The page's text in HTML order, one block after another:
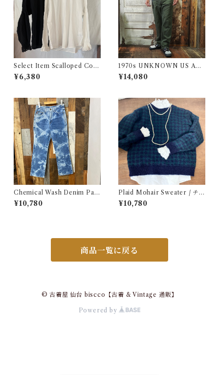
Select Item Scalloped Cott
on Shirt / スカラップ コット
ン シャツ
¥6,380
1970s UNKNOWN US AR
MY Style Utility Pants / Ba
ker 70年代 米軍 ベイカー パ
¥14,080
Chemical Wash Denim Pant
s / ケミカル デニム パンツ 古
着
¥10,780
Plaid Mohair Sweater / チェ
ック柄 モヘア セーター 古着
¥10,780
商品一覧に戻る
© 古着屋 仙台 biscco【古着 & Vintage 通販】
Powered by